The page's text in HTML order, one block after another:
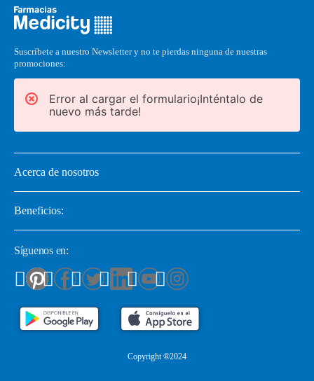
Suscríbete a nuestro Newsletter y no te pierdas ninguna de nuestras
promociones:
Error al cargar el formulario¡Inténtalo de
nuevo más tarde!
Acerca de nosotros
Beneficios:
Síguenos en:
Copyright ®2024